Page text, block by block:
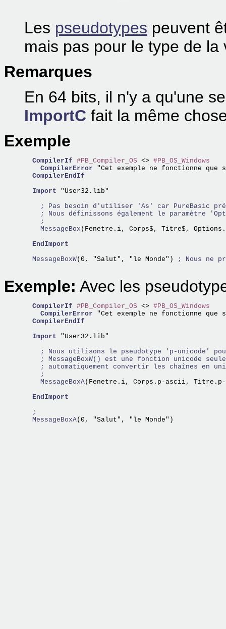
Les pseudotypes peuvent
mais pas pour le type de la
Remarques
En 64 bits, il n'y a qu'une
ImportC fait la même
Exemple
CompilerIf #PB_Compiler_OS <> #PB_OS_Windows
CompilerError "Cet exemple ne fonctionne que
CompilerEndIf
Import "User32.lib"
; Pas besoin d'utiliser 'As' car PureBasic
; Nous définissons également le paramètre
;
    MessageBox
(Fenetre.i, Corps$, Titre$,
EndImport
  MessageBoxW
(0, "Salut", "le Monde") ; Nous ne
Exemple: Avec les
CompilerIf #PB_Compiler_OS <> #PB_OS_Windows
CompilerError "Cet exemple ne fonctionne que
CompilerEndIf
Import "User32.lib"
; Nous utilisons le pseudotype 'p-unicode'
; MessageBoxW() est une fonction unicode
; automatiquement convertir les chaînes en
;
    MessageBoxA
(Fenetre.i, Corps.p-ascii,
EndImport
;
  MessageBoxA
(0, "Salut", "le Monde")